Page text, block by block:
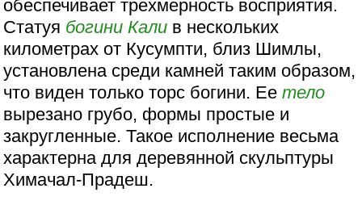
обеспечивает трехмерность восприятия.
Статуя богини Кали в нескольких
километрах от Кусумпти, близ Шимлы,
установлена среди камней таким образом,
что виден только торс богини. Еетело
вырезано грубо, формы простые и
закругленные. Такое исполнение весьма
характерна для деревянной скульптуры
Химачал-Прадеш.